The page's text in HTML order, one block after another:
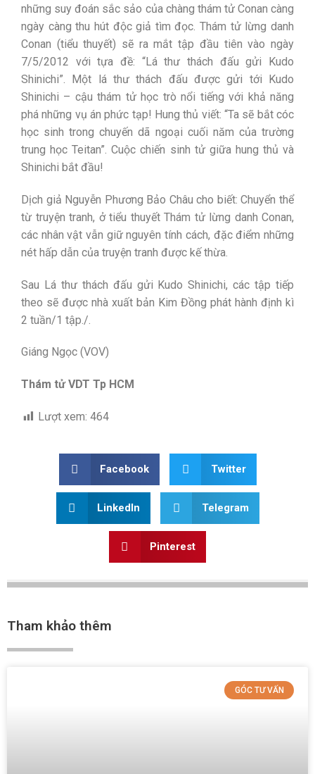
những suy đoán sắc sảo của chàng thám tử Conan càng
ngày càng thu hút độc giả tìm đọc. Thám tử lừng danh
Conan (tiểu thuyết) sẽ ra mắt tập đầu tiên vào ngày
7/5/2012 với tựa đề: “Lá thư thách đấu gửi Kudo
Shinichi”. Một lá thư thách đấu được gửi tới Kudo
Shinichi – cậu thám tử học trò nổi tiếng với khả năng
phá những vụ án phức tạp! Hung thủ viết: “Ta sẽ bắt cóc
học sinh trong chuyến dã ngoại cuối năm của trường
trung học Teitan”. Cuộc chiến sinh tử giữa hung thủ và
Shinichi bắt đầu!
Dịch giả Nguyễn Phương Bảo Châu cho biết: Chuyển thể
từ truyện tranh, ở tiểu thuyết Thám tử lừng danh Conan,
các nhân vật vẫn giữ nguyên tính cách, đặc điểm những
nét hấp dẫn của truyện tranh được kế thừa.
Sau Lá thư thách đấu gửi Kudo Shinichi, các tập tiếp
theo sẽ được nhà xuất bản Kim Đồng phát hành định kì
2 tuần/1 tập./.
Giáng Ngọc (VOV)
Thám tử VDT Tp HCM
Lượt xem: 464
Facebook Twitter
LinkedIn Telegram
Pinterest
Tham khảo thêm
GÓC TƯ VẤN